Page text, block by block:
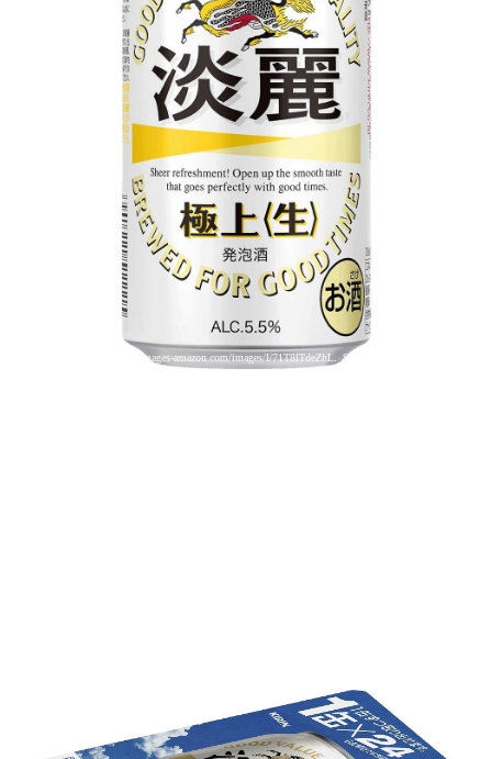
引用: https://images-na.ssl-images-amazon.com/images/I/71T8lTdeZhL._SL1000_.jpg